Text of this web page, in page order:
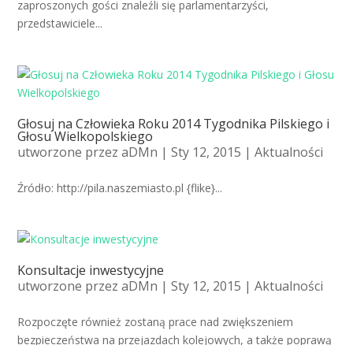
zaproszonych gości znaleźli się parlamentarzyści,
przedstawiciele...
Głosuj na Człowieka Roku 2014 Tygodnika Pilskiego i
Głosu Wielkopolskiego
utworzone przezaDMn | Sty 12, 2015 |Aktualności
Źródło: http://pila.naszemiasto.pl {flike}...
Konsultacje inwestycyjne
utworzone przezaDMn | Sty 12, 2015 |Aktualności
Rozpoczęte również zostaną prace nad zwiększeniem
bezpieczeństwa na przejazdach kolejowych, a także poprawą